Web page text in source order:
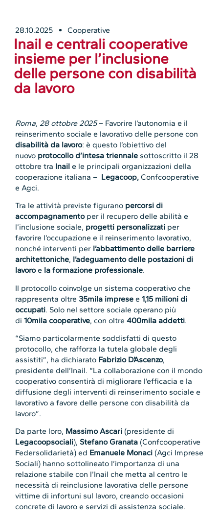
28.10.2025 Cooperative
Inail e centrali cooperative
insieme per l’inclusione
delle persone con disabilità
da lavoro
Roma, 28 ottobre 2025– Favorire l’autonomia e il
reinserimento sociale e lavorativo delle persone con
disabilità da lavoro: è questo l’obiettivo del
nuovo protocollo d’intesa triennale sottoscritto il 28
ottobre tra Inail e le principali organizzazioni della
cooperazione italiana – Legacoop,Confcooperative
e Agci.
Tra le attività previste figurano percorsi di
accompagnamentoper il recupero delle abilità e
l’inclusione sociale, progetti personalizzati per
favorire l’occupazione e il reinserimento lavorativo,
nonché interventi per l’abbattimento delle barriere
architettoniche, l’adeguamento delle postazioni di
lavoroe la formazione professionale.
Il protocollo coinvolge un sistema cooperativo che
rappresenta oltre 35mila imprese e1,15 milioni di
occupati. Solo nel settore sociale operano più
di10mila cooperative, con oltre400mila addetti.
“Siamo particolarmente soddisfatti di questo
protocollo, che rafforza la tutela globale degli
assistiti”, ha dichiarato Fabrizio D’Ascenzo,
presidente dell’Inail. “La collaborazione con il mondo
cooperativo consentirà di migliorare l’efficacia e la
diffusione degli interventi di reinserimento sociale e
lavorativo a favore delle persone con disabilità da
lavoro”.
Da parte loro, Massimo Ascari (presidente di
Legacoopsociali), Stefano Granata (Confcooperative
Federsolidarietà) ed Emanuele Monaci (Agci Imprese
Sociali) hanno sottolineato l’importanza di una
relazione stabile con l’Inail che metta al centro le
necessità di reinclusione lavorativa delle persone
vittime di infortuni sul lavoro, creando occasioni
concrete di lavoro e servizi di assistenza sociale.